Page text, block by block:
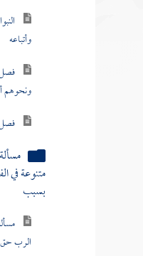
وأتباعه
ونحوهم
متنوعة في
بسبب
الرب